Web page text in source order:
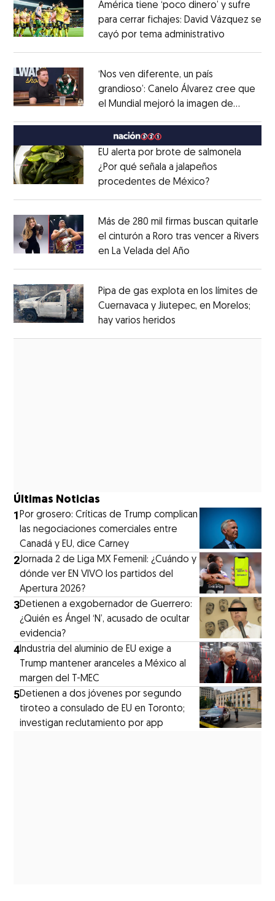
América tiene ‘poco dinero’ y sufre
para cerrar fichajes: David Vázquez se
cayó por tema administrativo
‘Nos ven diferente, un país
grandioso’: Canelo Álvarez cree que
el Mundial mejoró la imagen de
EU alerta por brote de salmonela
¿Por qué señala a jalapeños
procedentes de México?Opens in new
Más de 280 mil firmas buscan quitarle
el cinturón a Roro tras vencer a Rivers
en La Velada del Año
Pipa de gas explota en los límites de
Cuernavaca y Jiutepec, en Morelos;
hay varios heridos
Últimas Noticias
1Por grosero: Críticas de Trump complican
las negociaciones comerciales entre
Canadá y EU, dice Carney
2Jornada 2 de Liga MX Femenil: ¿Cuándo y
dónde ver EN VIVO los partidos del
Apertura 2026?
3Detienen a exgobernador de Guerrero:
¿Quién es Ángel ‘N’, acusado de ocultar
evidencia?
4Industria del aluminio de EU exige a
Trump mantener aranceles a México al
margen del T-MEC
5Detienen a dos jóvenes por segundo
tiroteo a consulado de EU en Toronto;
investigan reclutamiento por app